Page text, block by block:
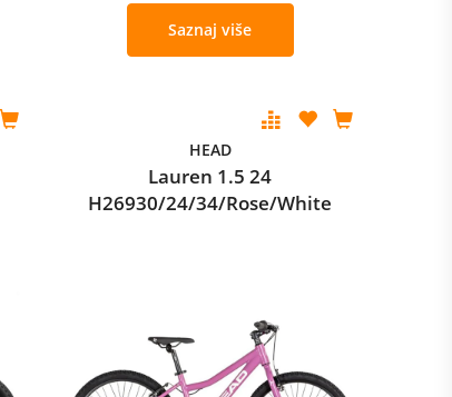
Saznaj više
HEAD
Lauren 1.5 24
H26930/24/34/Rose/White